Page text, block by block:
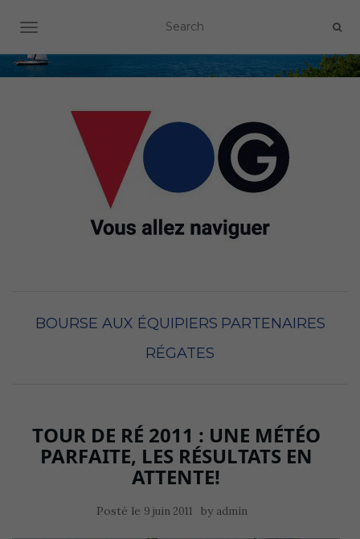
OUVRIR/FERMER LA NAVIGATION
BOURSE AUX ÉQUIPIERS PARTENAIRES
RÉGATES
TOUR DE RÉ 2011 : UNE MÉTÉO
PARFAITE, LES RÉSULTATS EN
ATTENTE!
Posté le 9 juin 2011 by admin